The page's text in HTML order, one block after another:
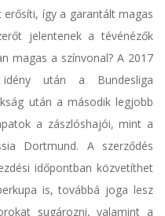
így a garantált magas
jelentenek a tévénézők
magas a színvonal? A 2017
után a Bundesliga
után a második legjobb
a zászlóshajói, mint a
Dortmund. A szerződés
időpontban közvetíthet
is, továbbá joga lesz
sugározni, valamint a